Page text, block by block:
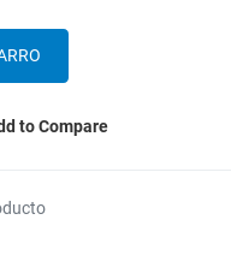
to Compare